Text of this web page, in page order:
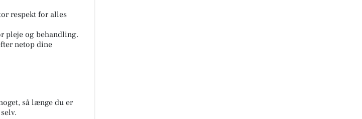
respekt for alles
pleje og behandling.
netop dine
så længe du er